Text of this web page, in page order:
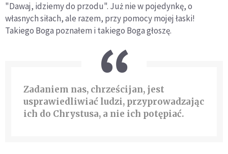
"Dawaj, idziemy do przodu". Już nie w pojedynkę, o
własnych siłach, ale razem, przy pomocy mojej łaski!
Takiego Boga poznałem i takiego Boga głoszę.
Zadaniem nas, chrześcijan, jest
usprawiedliwiać ludzi, przyprowadzając
ich do Chrystusa, a nie ich potępiać.